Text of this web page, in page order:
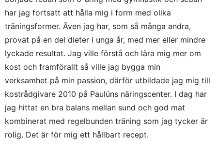
har jag fortsatt att hålla mig i form med olika
träningsformer. Även jag har, som så många andra,
provat på en del dieter i unga år, med mer eller mindre
lyckade resultat. Jag ville förstå och lära mig mer om
kost och framförallt så ville jag bygga min
verksamhet på min passion, därför utbildade jag mig till
kostrådgivare 2010 på Paulúns näringscenter. I dag har
jag hittat en bra balans mellan sund och god mat
kombinerat med regelbunden träning som jag tycker är
rolig. Det är för mig ett hållbart recept.